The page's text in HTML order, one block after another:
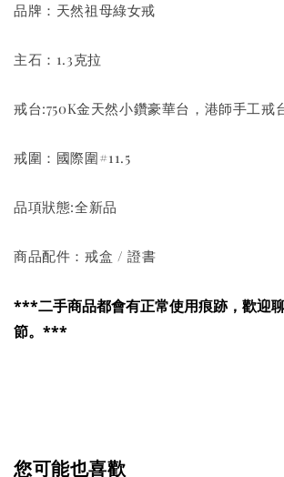
品牌：天然祖母綠女戒
主石：1.3克拉
戒台:750K金天然小鑽豪華台，港師手工戒
戒圍：國際圍#11.5
品項狀態:全新品
商品配件：戒盒 / 證書
***二手商品都會有正常使用痕跡，歡迎
節。***
您可能也喜歡